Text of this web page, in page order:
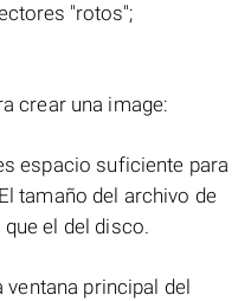
"rotos";
crear una image:
espacio suficiente para
tamaño del archivo de
el del disco.
principal del